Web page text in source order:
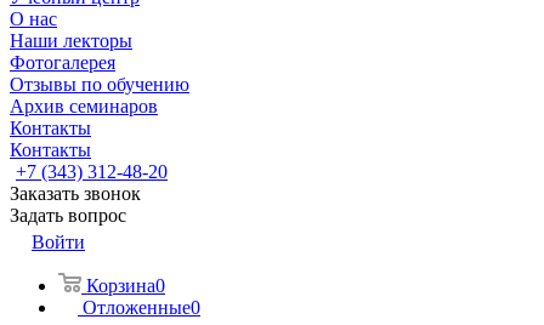
О нас
Наши лекторы
Фотогалерея
Отзывы по обучению
Архив семинаров
Контакты
Контакты
+7 (343) 312-48-20
Заказать звонок
Задать вопрос
Войти
Корзина0
Отложенные0